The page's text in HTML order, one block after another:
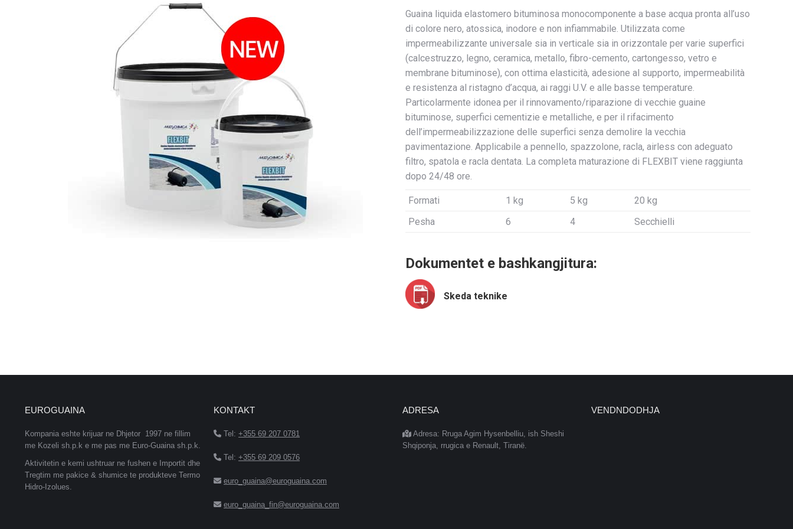
Guaina liquida elastomero bituminosa monocomponente a base acqua pronta all’uso
di colore nero, atossica, inodore e non infiammabile. Utilizzata come
impermeabilizzante universale sia in verticale sia in orizzontale per varie superfici
(calcestruzzo, legno, ceramica, metallo, fibro-cemento, cartongesso, vetro e
membrane bituminose), con ottima elasticità, adesione al supporto, impermeabilità
e resistenza al ristagno d’acqua, ai raggi U.V. e alle basse temperature.
Particolarmente idonea per il rinnovamento/riparazione di vecchie guaine
bituminose, superfici cementizie e metalliche, e per il rifacimento
dell’impermeabilizzazione delle superfici senza demolire la vecchia
pavimentazione. Applicabile a pennello, spazzolone, racla, airless con adeguato
filtro, spatola e racla dentata. La completa maturazione di FLEXBIT viene raggiunta
dopo 24/48 ore.
Formati 1 kg 5 kg
20 kg
Pesha
6 4 Secchielli
Dokumentet e bashkangjitura:
Skeda teknike
EUROGUAINA
Kompania eshte krijuar ne Dhjetor 1997 ne fillim
me Kozeli sh.p.k e me pas me Euro-Guaina sh.p.k.
Aktivitetin e kemi ushtruar ne fushen e Importit dhe
Tregtim me pakice & shumice te produkteve Termo
Hidro-Izolues.
KONTAKT
Tel: +355 69 207 0781
Tel: +355 69 209 0576
euro_guaina@euroguaina.com
euro_guaina_fin@euroguaina.com
ADRESA
Adresa: Rruga Agim Hysenbelliu, ish Sheshi
Shqiponja, rrugica e Renault, Tiranë.
VENDNDODHJA